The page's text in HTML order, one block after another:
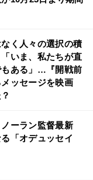
なく人々の選択の積
いま、私たちが直
もある」…『開戦前
ッセージを映画
ーラン監督最新
「オデュッセイ